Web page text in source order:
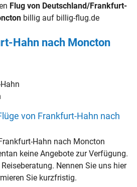
Flug von Deutschland/Frankfurt-
billig auf billig-flug.de
Hahn nach Moncton
von Frankfurt-Hahn nach
Hahn nach Moncton
keine Angebote zur Verfügung.
Nennen Sie uns hier
Sie kurzfristig.